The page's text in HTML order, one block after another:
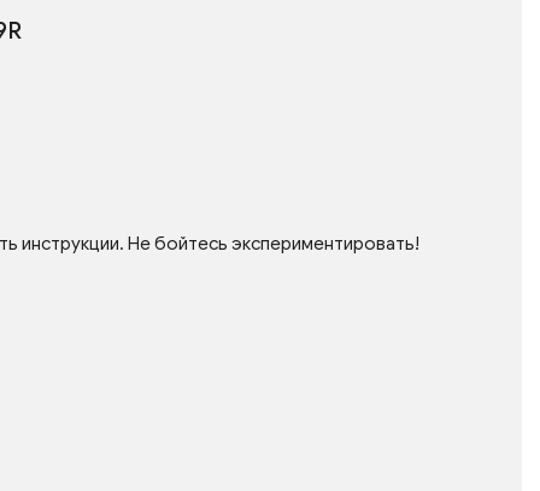
инструкции. Не бойтесь экспериментировать!